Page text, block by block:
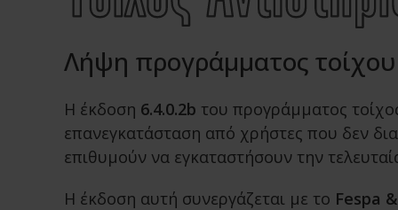
Λήψη προγράμματος τοίχου
Η έκδοση 6.4.0.2b του προγράμματος
επανεγκατάσταση από χρήστες που δεν
επιθυμούν να εγκαταστήσουν την
Η έκδοση αυτή συνεργάζεται με το Fespa